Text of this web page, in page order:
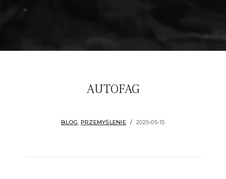
AUTOFAG
BLOG PRZEMYŚLENIE 2025-05-15